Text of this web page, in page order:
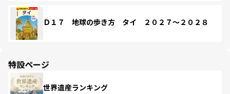
Ｄ１７ 地球の歩き方 タイ ２０２７～２０２８
特設ページ
世界遺産ランキング